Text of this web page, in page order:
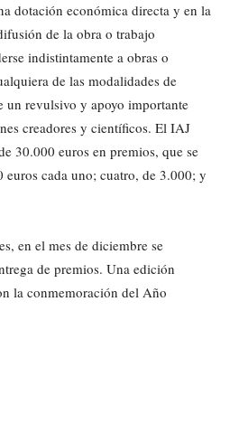
dotación económica directa y en la
de la obra o trabajo
indistintamente a obras o
de las modalidades de
un revulsivo y apoyo importante
creadores y científicos. El IAJ
30.000 euros en premios, que se
cada uno; cuatro, de 3.000; y
en el mes de diciembre se
de premios. Una edición
la conmemoración del Año